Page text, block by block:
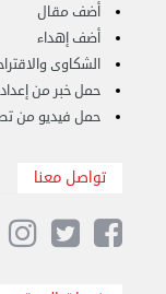
الأحد 17 سبتمبر 2023 01:24 م
أضف مقال
أضف إهداء
الشكاوى
حمل خبر من
حمل فيديو من
تواصل معنا